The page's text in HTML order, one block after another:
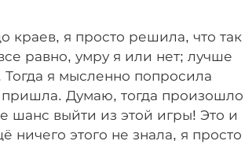
краев, я просто решила, что так
равно, умру я или нет; лучше
я мысленно попросила
Думаю, тогда произошло
шанс выйти из этой игры! Это и
ничего этого не знала, я просто